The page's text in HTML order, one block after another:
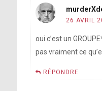
26 AVRIL
oui c’est un
pas vraiment ce
RÉPONDRE